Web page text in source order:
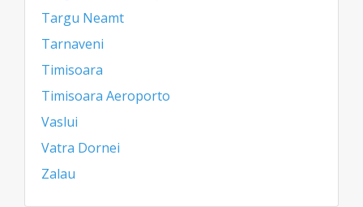
Targu Neamt
Tarnaveni
Timisoara
Timisoara Aeroporto
Vaslui
Vatra Dornei
Zalau